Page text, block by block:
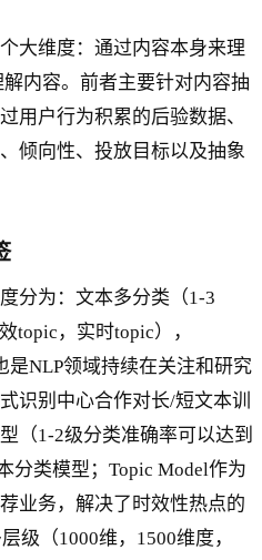
大维度：通过内容本身来理
内容。前者主要针对内容抽
用户行为积累的后验数据、
倾向性、投放目标以及抽象
分为：文本多分类（1-3
topic，实时topic），
是NLP领域持续在关注和研究
识别中心合作对长/短文本训
（1-2级分类准确率可以达到
分类模型；Topic Model作为
业务，解决了时效性热点的
级（1000维，1500维度，